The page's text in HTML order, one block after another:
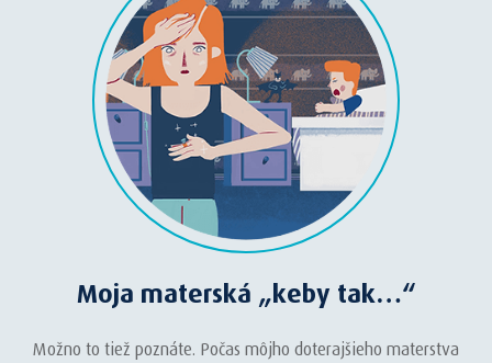
Moja materská „keby tak…“
Možno to tiež poznáte. Počas môjho doterajšieho materstva